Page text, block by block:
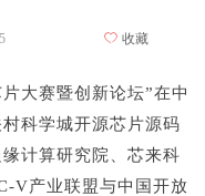
大赛暨创新论坛”在中
科学城开源芯片源码
计算研究院、芯来科
V产业联盟与中国开放
ꄀ 收藏